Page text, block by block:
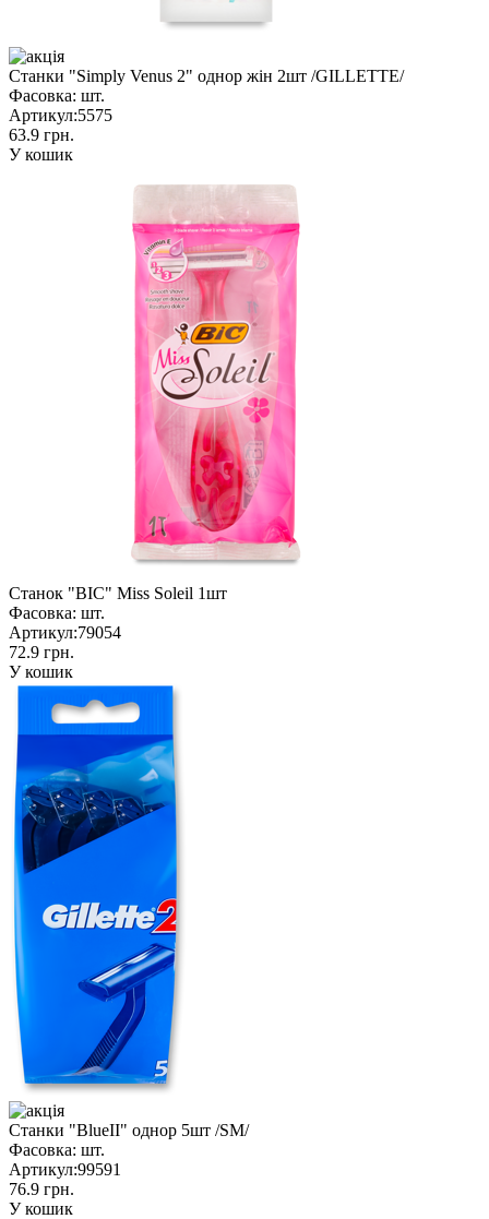
Станки "Simply Venus 2" однор жін 2шт /GILLETTE/
Фасовка: шт.
Артикул:5575
63.9 грн.
У кошик
Станок "BIC" Miss Soleil 1шт
Фасовка: шт.
Артикул:79054
72.9 грн.
У кошик
Станки "BlueII" однор 5шт /SM/
Фасовка: шт.
Артикул:99591
76.9 грн.
У кошик